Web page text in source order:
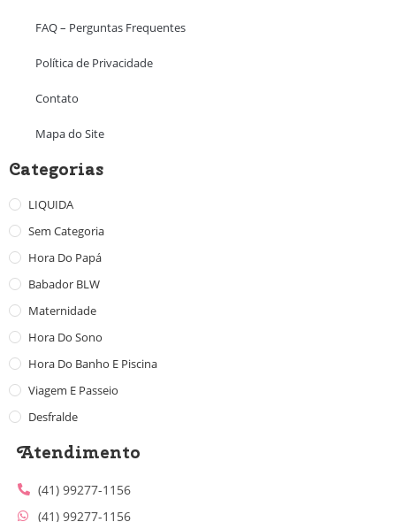
FAQ – Perguntas Frequentes
Política de Privacidade
Contato
Mapa do Site
Categorias
LIQUIDA
Sem Categoria
Hora Do Papá
Babador BLW
Maternidade
Hora Do Sono
Hora Do Banho E Piscina
Viagem E Passeio
Desfralde
Atendimento
(41) 99277-1156
(41) 99277-1156